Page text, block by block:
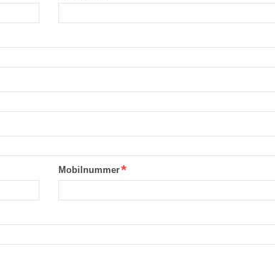
Mobilnummer